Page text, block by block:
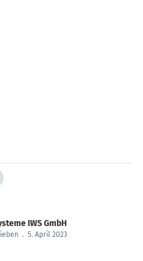
IWS GmbH
. 5. April 2023